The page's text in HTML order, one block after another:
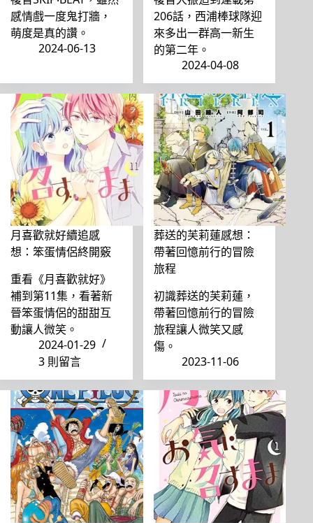
感情戲一度鬼打牆，
萌度是真的讚。
2024-06-13
206話，西浦棒球隊迎
來多出一群高一新生
的第二年。
2024-04-08
月喜歡就好續追感
想：笨蛋情侶終開竅
重看《月喜歡就好》
補到第11集，看著新
晉笨蛋情侶的甜甜互
動讓人微笑。
2024-01-29
3 則留言
葬送的芙莉蓮感想：
帶著回憶前行的冒險
旅程
初識葬送的芙莉蓮，
帶著回憶前行的冒險
旅程讓人微笑又感
傷。
2023-11-06